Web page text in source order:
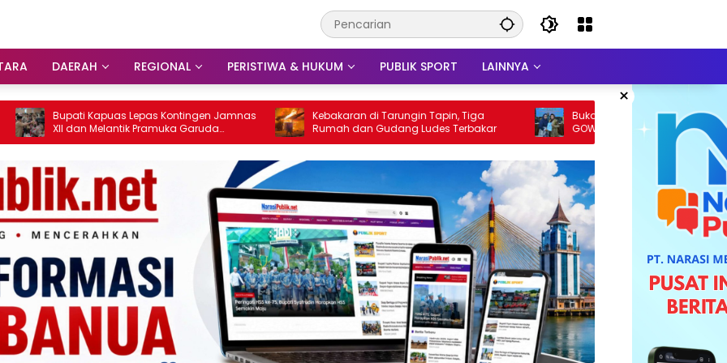
DAERAH REGIONAL PERISTIWA & HUKUM PUBLIK SPORT LAINNYA
×
Kapuas Lepas Kontingen Jamnas
Melantik Pramuka Garuda
Kebakaran di Tarungin Tapin, Tiga
Rumah dan Gudang Ludes Terbakar
Buka RAT Koperasi Teratai Putih, Ketua
GOW HSS Perkuat Ekonomi Wanita